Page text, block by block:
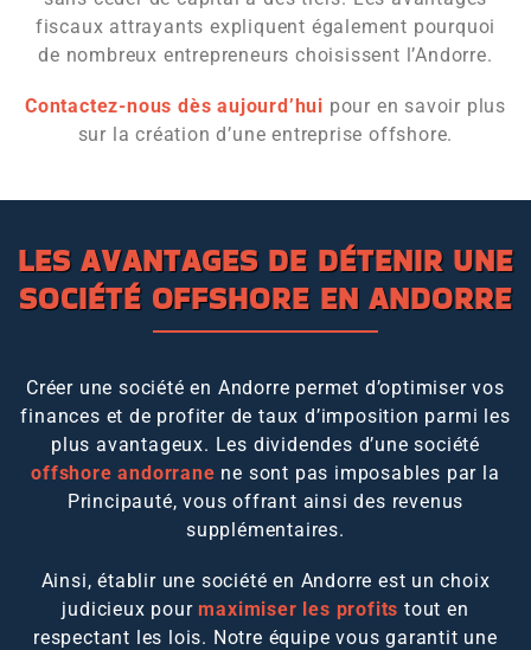
fiscaux attrayants expliquent également pourquoi
de nombreux entrepreneurs choisissent l’Andorre.
Contactez-nous dès aujourd’hui pour en savoir plus
sur la création d’une entreprise offshore.
LES AVANTAGES DE DÉTENIR UNE
SOCIÉTÉ OFFSHORE EN ANDORRE
Créer une société en Andorre permet d’optimiser vos
finances et de profiter de taux d’imposition parmi les
plus avantageux. Les dividendes d’une société
offshore andorrane ne sont pas imposables par la
Principauté, vous offrant ainsi des revenus
supplémentaires.
Ainsi, établir une société en Andorre est un choix
judicieux pour maximiser les profits tout en
respectant les lois. Notre équipe vous garantit une